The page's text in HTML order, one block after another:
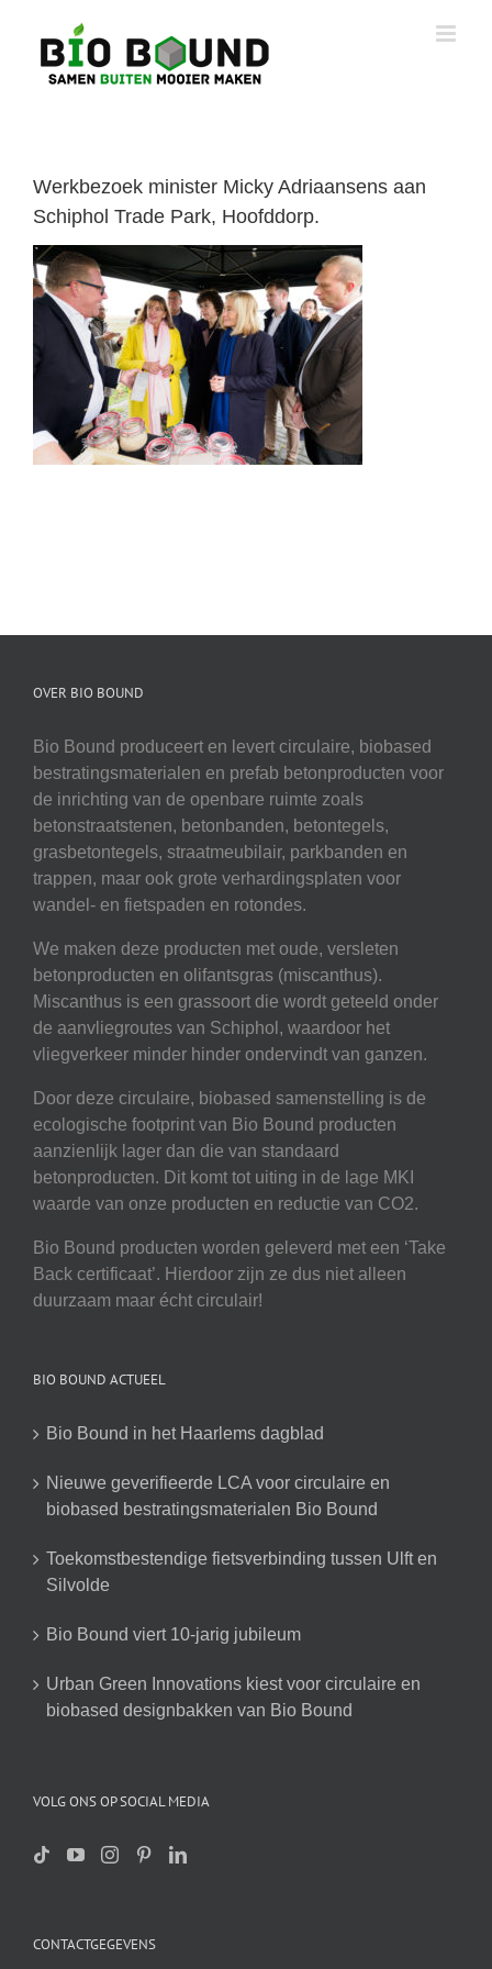
inhoud
Werkbezoek minister Micky Adriaansens aan
Schiphol Trade Park, Hoofddorp.
OVER BIO BOUND
Bio Bound produceert en levert circulaire, biobased
bestratingsmaterialen en prefab betonproducten voor
de inrichting van de openbare ruimte zoals
betonstraatstenen, betonbanden, betontegels,
grasbetontegels, straatmeubilair, parkbanden en
trappen, maar ook grote verhardingsplaten voor
wandel- en fietspaden en rotondes.
We maken deze producten met oude, versleten
betonproducten en olifantsgras (miscanthus).
Miscanthus is een grassoort die wordt geteeld onder
de aanvliegroutes van Schiphol, waardoor het
vliegverkeer minder hinder ondervindt van ganzen.
Door deze circulaire, biobased samenstelling is de
ecologische footprint van Bio Bound producten
aanzienlijk lager dan die van standaard
betonproducten. Dit komt tot uiting in de lage MKI
waarde van onze producten en reductie van CO2.
Bio Bound producten worden geleverd met een ‘Take
Back certificaat’. Hierdoor zijn ze dus niet alleen
duurzaam maar écht circulair!
BIO BOUND ACTUEEL
Bio Bound in het Haarlems dagblad
Nieuwe geverifieerde LCA voor circulaire en
biobased bestratingsmaterialen Bio Bound
Toekomstbestendige fietsverbinding tussen Ulft en
Silvolde
Bio Bound viert 10-jarig jubileum
Urban Green Innovations kiest voor circulaire en
biobased designbakken van Bio Bound
VOLG ONS OP SOCIAL MEDIA
CONTACTGEGEVENS